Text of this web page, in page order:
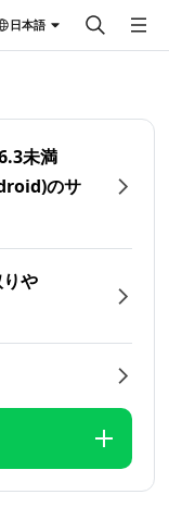
日本語
未満
のサ
や